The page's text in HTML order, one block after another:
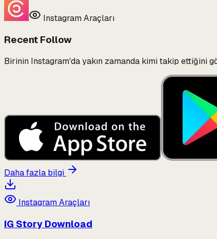
Instagram Araçları
Recent Follow
Birinin Instagram'da yakın zamanda kimi takip ettiğini
Daha fazla bilgi
Instagram Araçları
IG Story Download